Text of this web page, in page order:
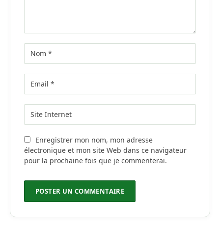
Enregistrer mon nom, mon adresse
électronique et mon site Web dans ce navigateur
pour la prochaine fois que je commenterai.